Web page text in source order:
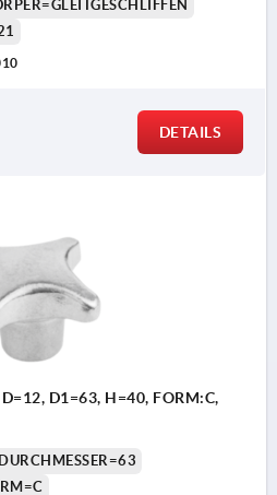
DETAILS
D1=63, H=40, FORM:C,